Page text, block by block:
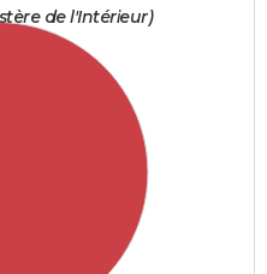
de l'Intérieur)